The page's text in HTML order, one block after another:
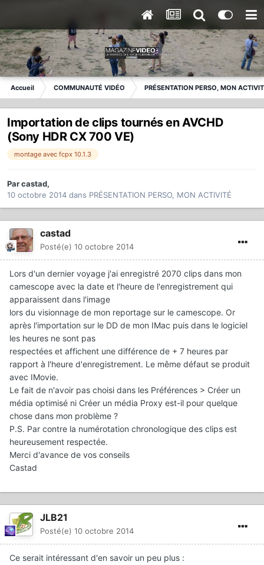
Accueil COMMUNAUTÉ VIDÉO PRÉSENTATION PERSO, MON
Importation de clips tournés en AVCHD
(Sony HDR CX 700 VE)
montage avec fcpx 10.1.3
Parcastad,
10 octobre 2014 dans PRÉSENTATION PERSO, MON ACTIVITÉ
castad
Posté(e) 10 octobre 2014
Lors d'un dernier voyage j'ai enregistré 2070 clips dans mon
camescope avec la date et l'heure de l'enregistrement qui
apparaissent dans l'image
lors du visionnage de mon reportage sur le camescope. Or
après l'importation sur le DD de mon IMac puis dans le logiciel
les heures ne sont pas
respectées et affichent une différence de + 7 heures par
rapport à l'heure d'enregistrement. Le même défaut se produit
avec IMovie.
Le fait de n'avoir pas choisi dans les Préférences > Créer un
média optimisé ni Créer un média Proxy est-il pour quelque
chose dans mon problème ?
P.S. Par contre la numérotation chronologique des clips est
heureusement respectée.
Merci d'avance de vos conseils
Castad
JLB21
Posté(e) 10 octobre 2014
Ce serait intéressant d'en savoir un peu plus :